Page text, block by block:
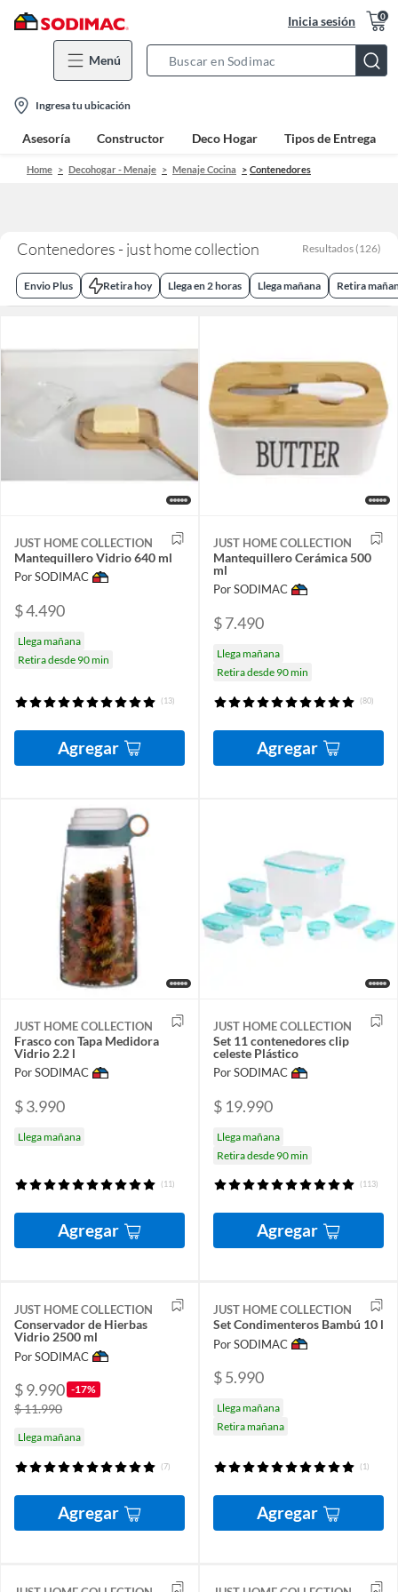
Inicia sesión 0
Menú
Bar
location-
icon
Ingresa tu ubicación
Asesoría Constructor Deco Hogar Tipos de Entrega
Home Decohogar - Menaje Menaje Cocina Contenedores
Contenedores - just home collection Resultados (126)
Envio Plus Retira hoy Llega en 2 horas Llega mañana Retira
JUST HOME COLLECTION
Mantequillero Vidrio 640 ml
Por SODIMAC
$ 4.490
Llega mañana
Retira desde 90 min
(13)
Agregar
JUST HOME COLLECTION
Mantequillero Cerámica 500
ml
Por SODIMAC
$ 7.490
Llega mañana
Retira desde 90 min
(80)
Agregar
JUST HOME COLLECTION
Frasco con Tapa Medidora
Vidrio 2.2 l
Por SODIMAC
$ 3.990
Llega mañana
(11)
Agregar
JUST HOME COLLECTION
Set 11 contenedores clip
celeste Plástico
Por SODIMAC
$ 19.990
Llega mañana
Retira desde 90 min
(113)
Agregar
JUST HOME COLLECTION
Conservador de Hierbas
Vidrio 2500 ml
Por SODIMAC
$ 9.990 -17%
$ 11.990
Llega mañana
(7)
Agregar
JUST HOME COLLECTION
Set Condimenteros Bambú 10 l
Por SODIMAC
$ 5.990
Llega mañana
Retira mañana
(1)
Agregar